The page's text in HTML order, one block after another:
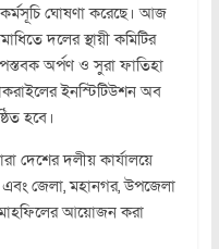
কর্মসূচি ঘোষণা করেছে। আজ
দলের স্থায়ী কমিটির
অর্পণ ও সুরা ফাতিহা
ইনস্টিটিউশন অব
হবে।
দেশের দলীয় কার্যালয়ে
জেলা, মহানগর, উপজেলা
আয়োজন করা